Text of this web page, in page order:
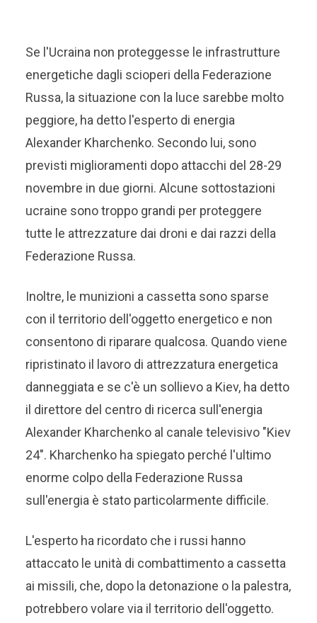
Se l'Ucraina non proteggesse le infrastrutture
energetiche dagli scioperi della Federazione
Russa, la situazione con la luce sarebbe molto
peggiore, ha detto l'esperto di energia
Alexander Kharchenko. Secondo lui, sono
previsti miglioramenti dopo attacchi del 28-29
novembre in due giorni. Alcune sottostazioni
ucraine sono troppo grandi per proteggere
tutte le attrezzature dai droni e dai razzi della
Federazione Russa.
Inoltre, le munizioni a cassetta sono sparse
con il territorio dell'oggetto energetico e non
consentono di riparare qualcosa. Quando viene
ripristinato il lavoro di attrezzatura energetica
danneggiata e se c'è un sollievo a Kiev, ha detto
il direttore del centro di ricerca sull'energia
Alexander Kharchenko al canale televisivo "Kiev
24". Kharchenko ha spiegato perché l'ultimo
enorme colpo della Federazione Russa
sull'energia è stato particolarmente difficile.
L'esperto ha ricordato che i russi hanno
attaccato le unità di combattimento a cassetta
ai missili, che, dopo la detonazione o la palestra,
potrebbero volare via il territorio dell'oggetto.